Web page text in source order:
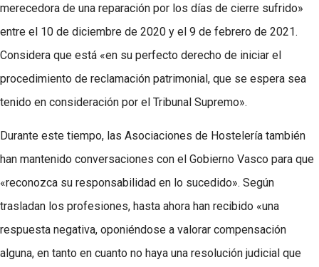
merecedora de una reparación por los días de cierre sufrido»
entre el 10 de diciembre de 2020 y el 9 de febrero de 2021.
Considera que está «en su perfecto derecho de iniciar el
procedimiento de reclamación patrimonial, que se espera sea
tenido en consideración por el Tribunal Supremo».
Durante este tiempo, las Asociaciones de Hostelería también
han mantenido conversaciones con el Gobierno Vasco para que
«reconozca su responsabilidad en lo sucedido». Según
trasladan los profesiones, hasta ahora han recibido «una
respuesta negativa, oponiéndose a valorar compensación
alguna, en tanto en cuanto no haya una resolución judicial que